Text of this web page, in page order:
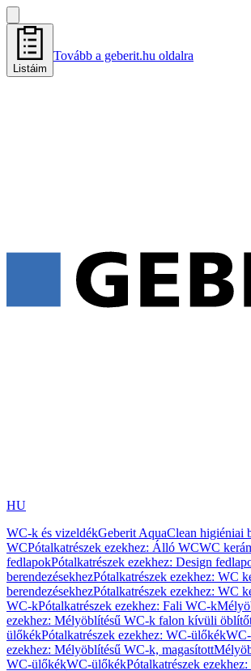
Listáim
Tovább a geberit.hu oldalra
HU
WC-k és vizeldékGeberit AquaClean higiéniai
WCPótalkatrészek ezekhez: Álló WCWC
fedlapokPótalkatrészek ezekhez: Design
berendezésekhezPótalkatrészek ezekhez: WC
berendezésekhezPótalkatrészek ezekhez: WC
WC-kPótalkatrészek ezekhez: Fali WC-k
ezekhez: Mélyöblítésű WC-k falon kívüli
ülőkékPótalkatrészek ezekhez: WC-ülőkék
ezekhez: Mélyöblítésű WC-k, magasított
WC-ülőkékWC-ülőkékPótalkatrészek